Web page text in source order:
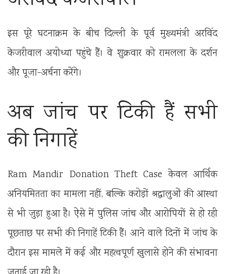
इस पूरे घटनाक्रम के बीच दिल्ली के पूर्व मुख्यमंत्री अरविंद
केजरीवाल अयोध्या पहुंचे हैं। वे शुक्रवार को रामलला के दर्शन
और पूजा-अर्चना करेंगे।
अब जांच पर टिकी हैं सभी
की निगाहें
Ram Mandir Donation Theft Case केवल आर्थिक
अनियमितता का मामला नहीं, बल्कि करोड़ों श्रद्धालुओं की आस्था
से भी जुड़ा हुआ है। ऐसे में पुलिस जांच और आरोपियों से हो रही
पूछताछ पर सभी की निगाहें टिकी हैं। आने वाले दिनों में जांच के
दौरान इस मामले में कई और महत्वपूर्ण खुलासे होने की संभावना